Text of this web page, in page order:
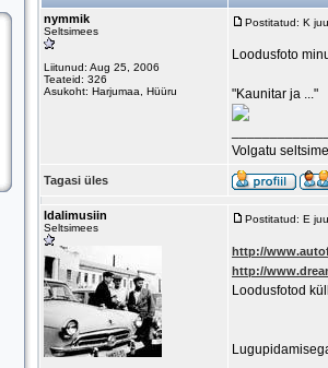
nymmik
Seltsimees
Liitunud: Aug 25, 2006
Teateid: 326
Asukoht: Harjumaa, Hüüru
Postitatud: K
Loodusfoto
"Kaunitar ja ..."
Volgatu
Tagasi üles
Idalimusiin
Seltsimees
Postitatud: E
http://
http://
Loodusfotod